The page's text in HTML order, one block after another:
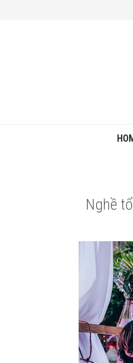
Nghề